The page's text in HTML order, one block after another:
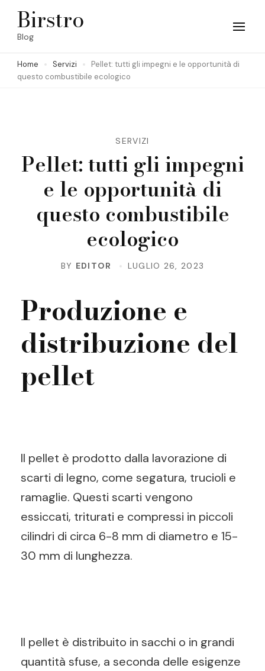
Skip
(Press
Birstro
Blog
Home Servizi
Pellet: tutti gli impegni e le opportunità di
questo combustibile ecologico
SERVIZI
Pellet: tutti gli impegni
e le opportunità di
questo combustibile
ecologico
BY EDITOR LUGLIO 26, 2023
Produzione e
distribuzione del
pellet
Il pellet è prodotto dalla lavorazione di
scarti di legno, come segatura, trucioli e
ramaglie. Questi scarti vengono
essiccati, triturati e compressi in piccoli
cilindri di circa 6-8 mm di diametro e 15-
30 mm di lunghezza.
Il pellet è distribuito in sacchi o in grandi
quantità sfuse, a seconda delle esigenze